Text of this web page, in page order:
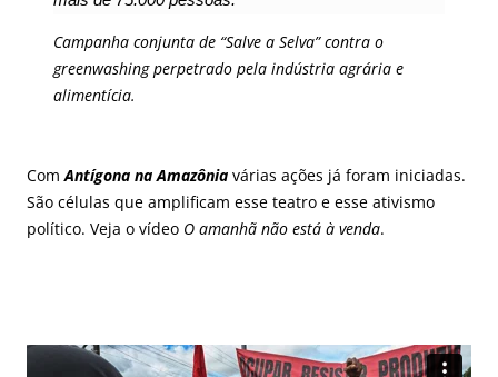
Campanha conjunta de “Salve a Selva” contra o
greenwashing perpetrado pela indústria agrária e
alimentícia.
ComAntígona na Amazônia várias ações já foram iniciadas.
São células que amplificam esse teatro e esse ativismo
político. Veja o vídeo O amanhã não está à venda.